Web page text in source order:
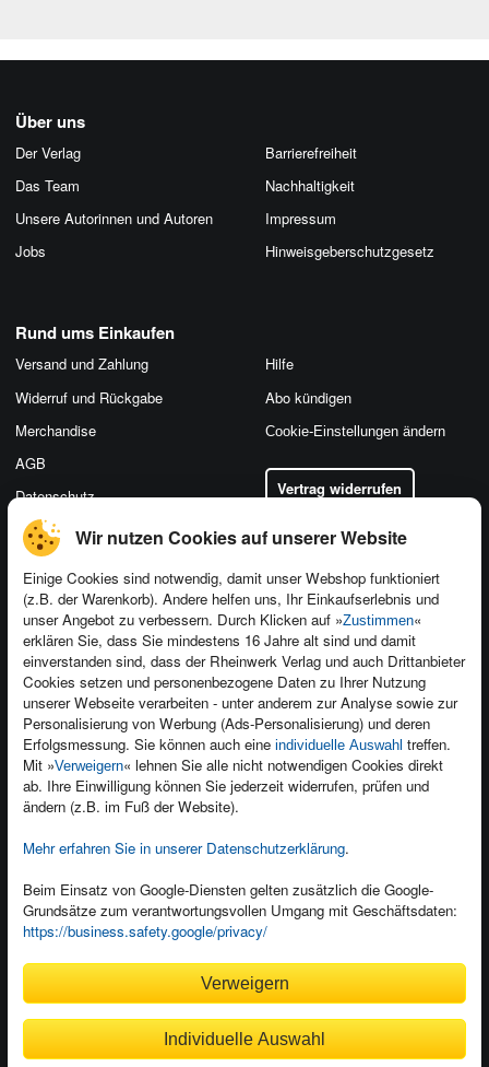
Wir nutzen Cookies auf unserer Website
Einige Cookies sind notwendig, damit unser Webshop funktioniert
(z.B. der Warenkorb). Andere helfen uns, Ihr Einkaufserlebnis und
unser Angebot zu verbessern. Durch Klicken auf »Zustimmen«
erklären Sie, dass Sie mindestens 16 Jahre alt sind und damit
einverstanden sind, dass der Rheinwerk Verlag und auch Drittanbieter
Cookies setzen und personenbezogene Daten zu Ihrer Nutzung
unserer Webseite verarbeiten - unter anderem zur Analyse sowie zur
Personalisierung von Werbung (Ads-Personalisierung) und deren
Erfolgsmessung. Sie können auch eine individuelle Auswahl treffen.
Mit »Verweigern« lehnen Sie alle nicht notwendigen Cookies direkt
ab. Ihre Einwilligung können Sie jederzeit widerrufen, prüfen und
ändern (z.B. im Fuß der Website).
Mehr erfahren Sie in unserer Datenschutzerklärung.
Beim Einsatz von Google-Diensten gelten zusätzlich die Google-
Grundsätze zum verantwortungsvollen Umgang mit Geschäftsdaten:
https://business.safety.google/privacy/
Verweigern
Individuelle Auswahl
Über uns
Der Verlag
Das Team
Unsere Autorinnen und Autoren
Jobs
Barrierefreiheit
Nachhaltigkeit
Impressum
Hinweis­geber­schutz­gesetz
Kontakt
Newsletter
Für Unternehmen
Presseservice
Dozentenservice
Produktfeedback
Foreign Rights
Ein Buch schreiben
Rund ums Einkaufen
Versand und Zahlung
Widerruf und Rückgabe
Merchandise
AGB
Datenschutz
Hilfe
Abo kündigen
Cookie-Einstellungen ändern
Vertrag widerrufen
Kundenservice
Wir sind gerne für Sie da!
service@rheinwerk-verlag.de